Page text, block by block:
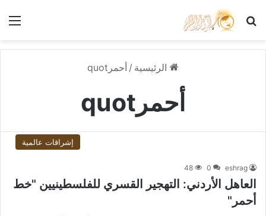
بحث عن
الرئيسية / أحمرquot
أحمرquot
إشراقات عالمية
eshrag
0
48
العاهل الأردني: التهجير القسري للفلسطينيين "خط
أحمر"